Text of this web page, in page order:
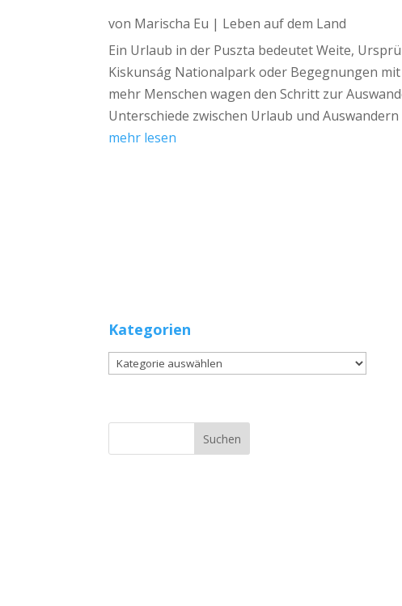
von Marischa Eu | Leben auf dem Land
Ein Urlaub in der Puszta bedeutet Weite,
Kiskunság Nationalpark oder Begegnungen
mehr Menschen wagen den Schritt zur
Unterschiede zwischen Urlaub und
mehr lesen
Kategorien
Kategorien